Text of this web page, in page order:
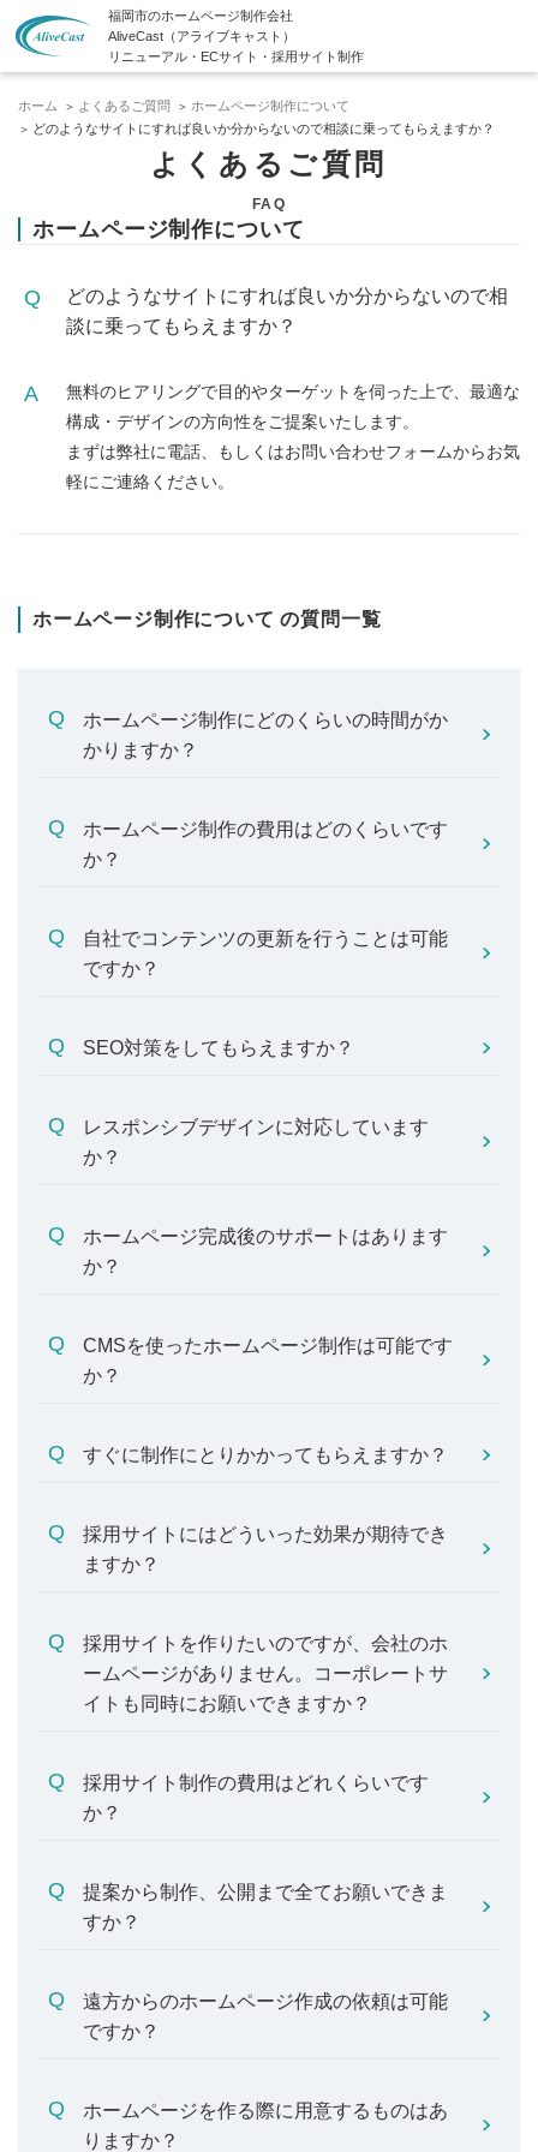
福岡市のホームページ制作会社
AliveCast（アライブキャスト）
リニューアル・ECサイト・採用サイト制作
ホーム よくあるご質問
ホームページ制作について
どのようなサイトにすれば良いか分からないので相談に乗ってもらえますか？
よくあるご質問
FAQ
ホームページ制作について
どのようなサイトにすれば良いか分からないので相
談に乗ってもらえますか？
無料のヒアリングで目的やターゲットを伺った上で、最適な
構成・デザインの方向性をご提案いたします。
まずは弊社に電話、もしくはお問い合わせフォームからお気
軽にご連絡ください。
ホームページ制作について の質問一覧
ホームページ制作にどのくらいの時間がか
かりますか？
ホームページ制作の費用はどのくらいです
か？
自社でコンテンツの更新を行うことは可能
ですか？
SEO対策をしてもらえますか？
レスポンシブデザインに対応しています
か？
ホームページ完成後のサポートはあります
か？
CMSを使ったホームページ制作は可能です
か？
すぐに制作にとりかかってもらえますか？
採用サイトにはどういった効果が期待でき
ますか？
採用サイトを作りたいのですが、会社のホ
ームページがありません。コーポレートサ
イトも同時にお願いできますか？
採用サイト制作の費用はどれくらいです
か？
提案から制作、公開まで全てお願いできま
すか？
遠方からのホームページ作成の依頼は可能
ですか？
ホームページを作る際に用意するものはあ
りますか？